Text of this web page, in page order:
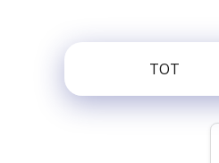
TOT